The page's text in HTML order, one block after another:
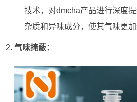
技术，对dmcha产品进行深度
杂质和异味成分，使其气味更加
气味掩蔽：